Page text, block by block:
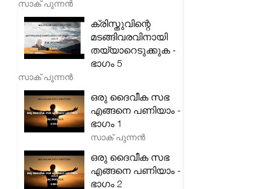
സാക് പുന്നൻ
ക്രിസ്തുവിന്റെ
മടങ്ങിവരവിനായി
തയ്യാറെടുക്കുക -
ഭാഗം 5
സാക് പുന്നൻ
ഒരു ദൈവീക സഭ
എങ്ങനെ പണിയാം -
ഭാഗം 1
സാക് പുന്നൻ
ഒരു ദൈവീക സഭ
എങ്ങനെ പണിയാം -
ഭാഗം 2